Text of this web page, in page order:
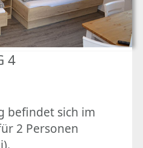
4
befindet sich im
2 Personen